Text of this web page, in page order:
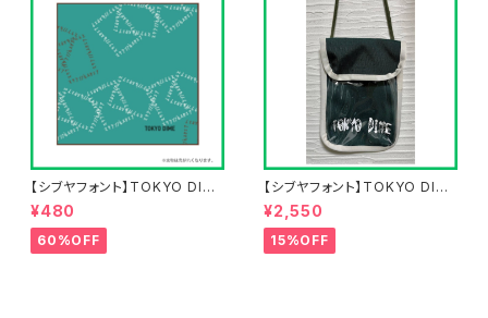
【シブヤフォント】TOKYO DIME
タオルハンカチ
¥480
60%OFF
【シブヤフォント】TOKYO DIME
ショルダーポーチ
¥2,550
15%OFF